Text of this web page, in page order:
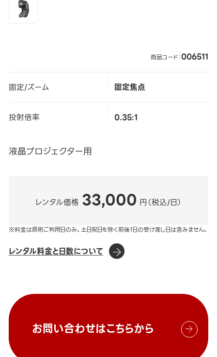
商品コード：006511
固定/ズーム 固定焦点
投射倍率 0.35:1
液晶プロジェクター用
レンタル価格 33,000 円（税込/日）
※料金は原則ご利用日のみ。土日祝日を除く前後1日の受け渡し日は含みません。
レンタル料金と日数について
お問い合わせはこちらから